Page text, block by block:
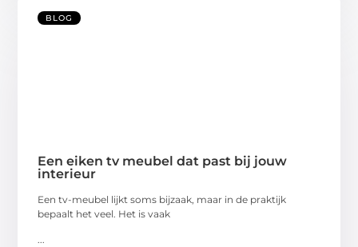
BLOG
Een eiken tv meubel dat past bij jouw
interieur
Een tv-meubel lijkt soms bijzaak, maar in de praktijk
bepaalt het veel. Het is vaak
...